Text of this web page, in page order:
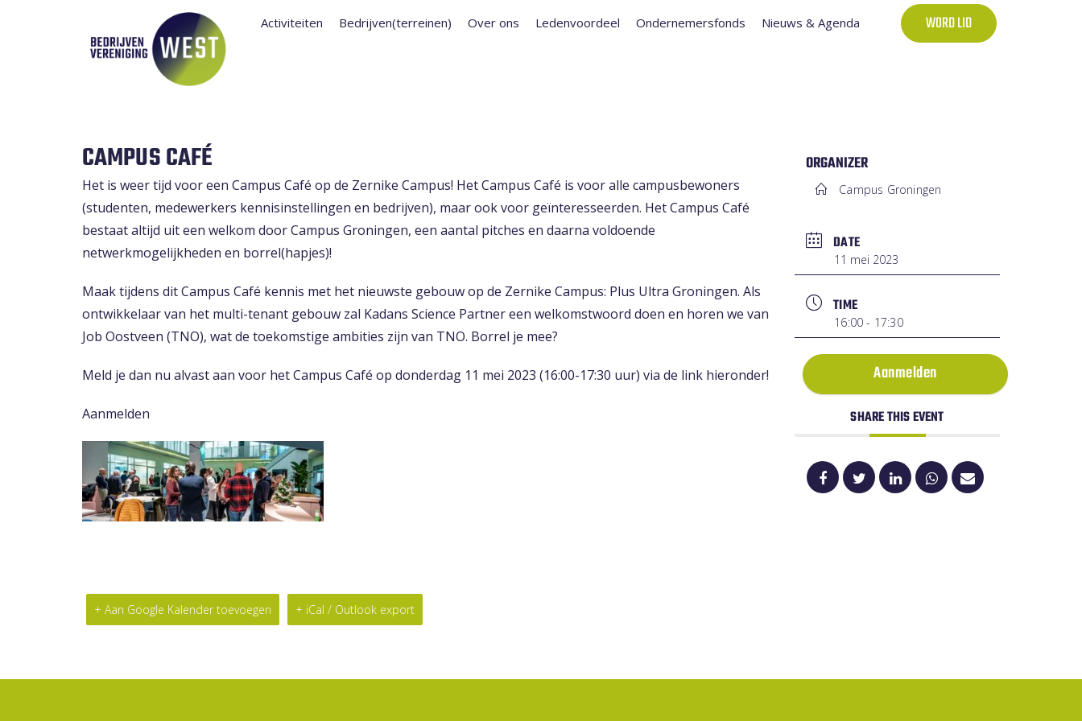
Activiteiten Bedrijven(terreinen) Over ons Ledenvoordeel Ondernemersfonds Nieuws & Agenda WORD LID
CAMPUS CAFÉ
Het is weer tijd voor een Campus Café op de Zernike Campus! Het Campus Café is voor alle campusbewoners
(studenten, medewerkers kennisinstellingen en bedrijven), maar ook voor geïnteresseerden. Het Campus Café
bestaat altijd uit een welkom door Campus Groningen, een aantal pitches en daarna voldoende
netwerkmogelijkheden en borrel(hapjes)!
Maak tijdens dit Campus Café kennis met het nieuwste gebouw op de Zernike Campus: Plus Ultra Groningen. Als
ontwikkelaar van het multi-tenant gebouw zal Kadans Science Partner een welkomstwoord doen en horen we van
Job Oostveen (TNO), wat de toekomstige ambities zijn van TNO. Borrel je mee?
Meld je dan nu alvast aan voor het Campus Café op donderdag 11 mei 2023 (16:00-17:30 uur) via de link hieronder!
Aanmelden
+ Aan Google Kalender toevoegen + iCal / Outlook export
ORGANIZER
Campus Groningen
DATE
11 mei 2023
TIME
16:00 - 17:30
Aanmelden
SHARE THIS EVENT